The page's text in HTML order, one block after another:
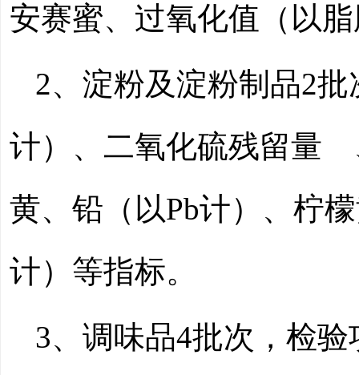
安赛蜜、过氧化值（以
2、淀粉及淀粉制品2
计）、二氧化硫残留量
黄、铅（以Pb计）、柠
计）等指标。
3、调味品4批次，检验